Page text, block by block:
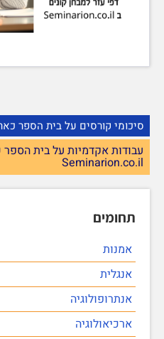
סיכומי קורסים על בית הספר
עבודות אקדמיות על בית הספר
Seminarion.co.il
תחומים
אמנות
אנגלית
אנתרופולוגיה
ארכיאולוגיה